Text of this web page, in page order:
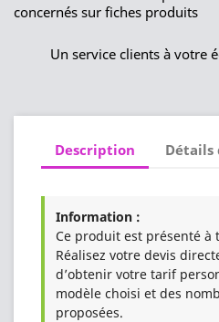
concernés sur fiches produits
Un service clients à votre
Description
Information :
Ce produit est présenté
Réalisez votre devis
d’obtenir votre tarif
modèle choisi et des
proposées.